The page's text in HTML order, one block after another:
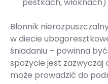
Błonnik
w diecie
śniadaniu – powinna
spożycie jest zazwyczaj
może prowadzić do